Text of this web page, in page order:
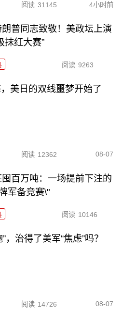
阅读 31145 4小时前
朗普同志致敬！美政坛上演
抹红大赛”
阅读 9263
美日的双线噩梦开始了
阅读 12362 08-07
囤百万吨：一场提前下注的
军备竞赛\"
阅读 10146
治得了美军“焦虑”吗？
阅读 14726 08-07